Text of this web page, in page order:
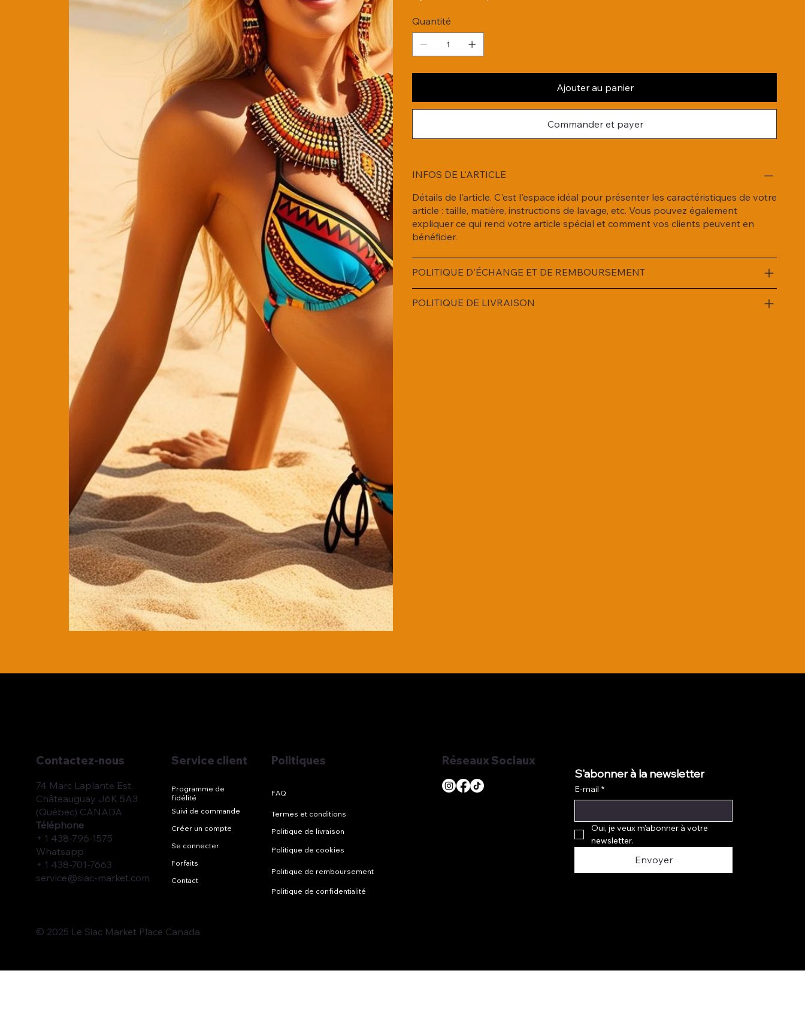
Quantité
Ajouter au panier
Commander et payer
INFOS DE L'ARTICLE
Détails de l'article. C'est l'espace idéal pour présenter les caractéristiques de votre
article : taille, matière, instructions de lavage, etc. Vous pouvez également
expliquer ce qui rend votre article spécial et comment vos clients peuvent en
bénéficier.
POLITIQUE D'ÉCHANGE ET DE REMBOURSEMENT
POLITIQUE DE LIVRAISON
74 Marc Laplante Est,
Châteauguay J6K 5A3
(Québec) CANADA
Téléphone
+ 1 438-796-1575
Whatsapp
+ 1 438-701-7663
service@siac-market.com
Contactez-nous Service client
Programme de
fidélité
Suivi de commande
Créer un compte
Se connecter
Forfaits
Contact
Politiques
Termes et conditions
Politique de livraison
Politique de cookies
Politique de remboursement
Politique de confidentialité
Réseaux Sociaux
S'abonner à la newsletter
E-mail *
Oui, je veux m'abonner à votre
newsletter.
Envoyer
© 2025 Le Siac Market Place Canada